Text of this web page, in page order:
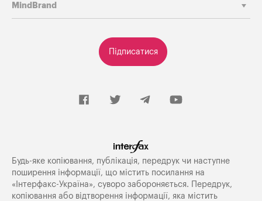
Підписатися
MindBrand
Будь-яке копiювання, публiкацiя, передрук чи наступне
поширення iнформацiї, що мiстить посилання на
«Iнтерфакс-Україна», суворо забороняється. Передрук,
копіювання або відтворення інформації, яка містить